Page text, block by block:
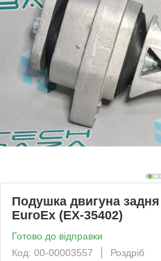
Подушка двигуна
EuroEx (EX-35402)
Готово до відправки
Код: 00-00003557
Роздріб